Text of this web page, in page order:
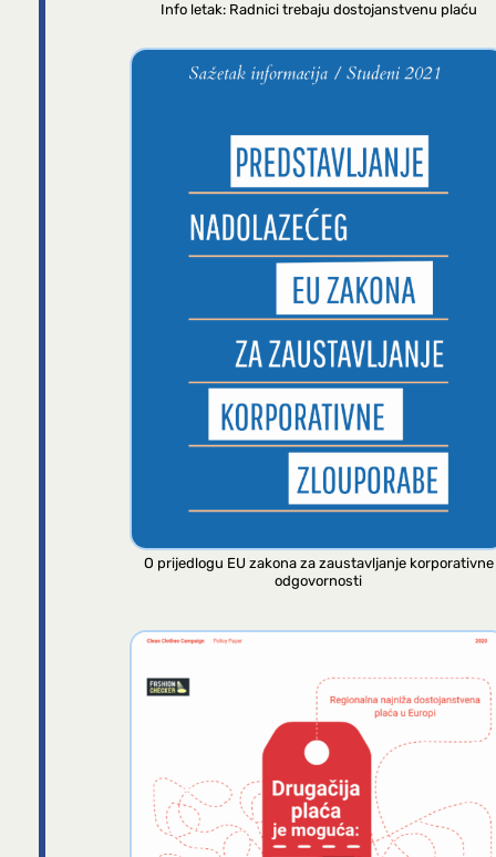
Info letak: Radnici trebaju dostojanstvenu plaću
O prijedlogu EU zakona za zaustavljanje korporativne
odgovornosti